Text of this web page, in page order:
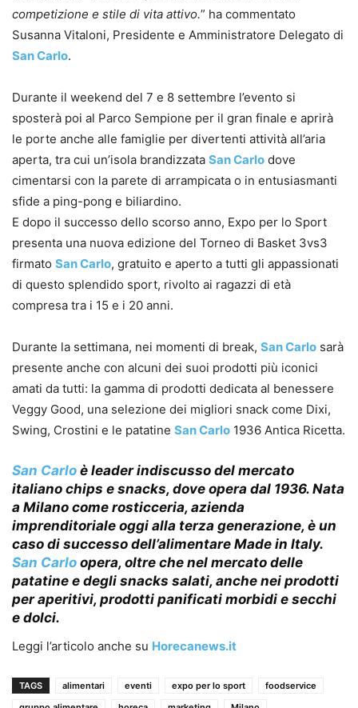
competizione e stile di vita attivo.” ha commentato
Susanna Vitaloni, Presidente e Amministratore Delegato di
San Carlo.
Durante il weekend del 7 e 8 settembre l’evento si
sposterà poi al Parco Sempione per il gran finale e aprirà
le porte anche alle famiglie per divertenti attività all’aria
aperta, tra cui un’isola brandizzata San Carlo dove
cimentarsi con la parete di arrampicata o in entusiasmanti
sfide a ping-pong e biliardino.
E dopo il successo dello scorso anno, Expo per lo Sport
presenta una nuova edizione del Torneo di Basket 3vs3
firmato San Carlo, gratuito e aperto a tutti gli appassionati
di questo splendido sport, rivolto ai ragazzi di età
compresa tra i 15 e i 20 anni.
Durante la settimana, nei momenti di break, San Carlo sarà
presente anche con alcuni dei suoi prodotti più iconici
amati da tutti: la gamma di prodotti dedicata al benessere
Veggy Good, una selezione dei migliori snack come Dixi,
Swing, Crostini e le patatine San Carlo 1936 Antica Ricetta.
San Carlo è leader indiscusso del mercato
italiano chips e snacks, dove opera dal 1936. Nata
a Milano come rosticceria, azienda
imprenditoriale oggi alla terza generazione, è un
caso di successo dell’alimentare Made in Italy.
San Carlo opera, oltre che nel mercato delle
patatine e degli snacks salati, anche nei prodotti
per aperitivi, prodotti panificati morbidi e secchi
e dolci.
Leggi l’articolo anche su Horecanews.it
TAGS alimentari eventi expo per lo sport
foodservice